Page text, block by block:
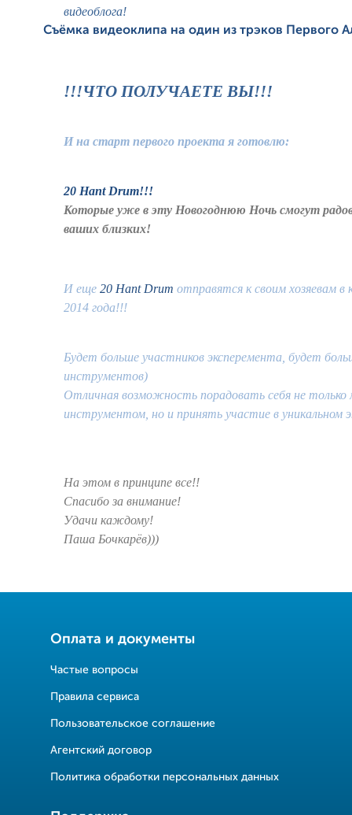
видеоблога!
Съёмка видеоклипа на один из трэков Первого
!!!ЧТО ПОЛУЧАЕТЕ ВЫ!!!
И на старт первого проекта я готовлю:
20 Hant Drum!!!
Которые уже в эту Новогоднюю Ночь смогут
ваших близких!
И еще 20Hant Drum отправятся к своим хозяевам в
2014 года!!!
Будет больше участников эксперемента, будет
инструментов)
Отличная возможность порадовать себя не только
инструментом, но и принять участие в уникальном
На этом в принципе все!!
Спасибо за внимание!
Удачи каждому!
Паша Бочкарёв)))
Оплата и документы
Частые вопросы
Правила сервиса
Пользовательское соглашение
Агентский договор
Политика обработки персональных данных